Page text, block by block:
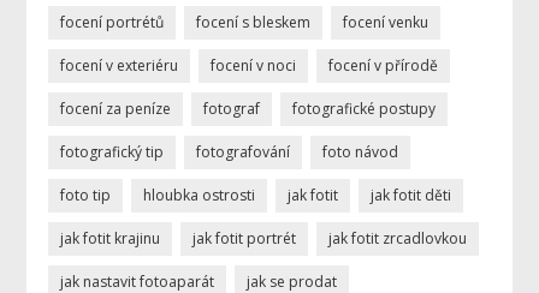
focení portrétů focení s bleskem focení venku
focení v exteriéru focení v noci focení v přírodě
focení za peníze fotograf fotografické postupy
fotografický tip fotografování foto návod
foto tip hloubka ostrosti jak fotit jak fotit děti
jak fotit krajinu jak fotit portrét jak fotit zrcadlovkou
jak nastavit fotoaparát jak se prodat